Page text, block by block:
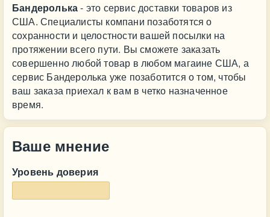
Бандеролька- это сервис доставки товаров из
США. Специалисты компани позаботятся о
сохранности и целостности вашей посылки на
протяжении всего пути. Вы сможете заказать
совершенно любой товар в любом магаине США, а
сервис Бандеролька уже позаботится о том, чтобы
ваш заказа приехал к вам в четко назначенное
время.
Ваше мнение
Уровень доверия